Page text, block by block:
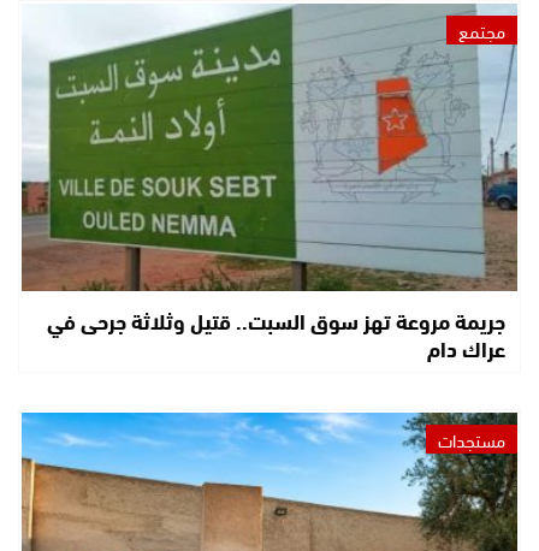
مجتمع
جريمة مروعة تهز سوق السبت.. قتيل وثلاثة جرحى في
عراك دام
مستجدات